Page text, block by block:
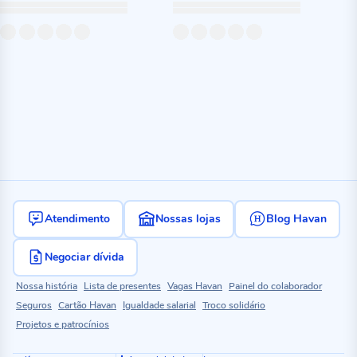
Atendimento Nossas lojas Blog Havan
Negociar dívida
Nossa história Lista de presentes Vagas Havan
Painel do colaborador
Seguros Cartão Havan Igualdade salarial Troco solidário
Projetos e patrocínios